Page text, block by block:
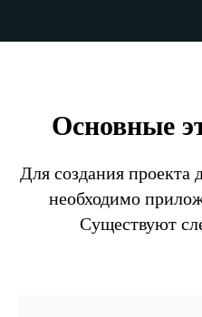
Основные
Для создания
необходимо
Существуют